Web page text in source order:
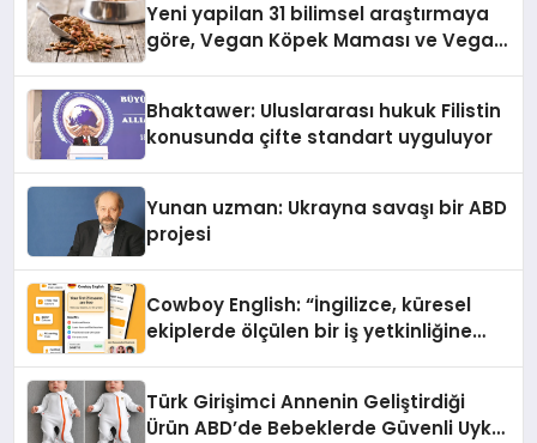
Yeni yapilan 31 bilimsel araştırmaya
göre, Vegan Köpek Maması ve Vegan
Bhaktawer: Uluslararası hukuk Filistin
konusunda çifte standart uyguluyor
Yunan uzman: Ukrayna savaşı bir ABD
projesi
Cowboy English: “İngilizce, küresel
ekiplerde ölçülen bir iş yetkinliğine
Türk Girişimci Annenin Geliştirdiği
Ürün ABD’de Bebeklerde Güvenli Uyku